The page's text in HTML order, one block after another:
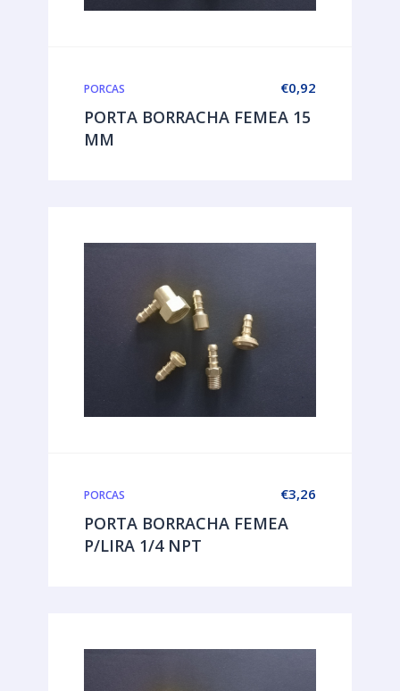
€0,92
PORCAS
PORTA BORRACHA FEMEA 15
MM
€3,26
PORCAS
PORTA BORRACHA FEMEA
P/LIRA 1/4 NPT